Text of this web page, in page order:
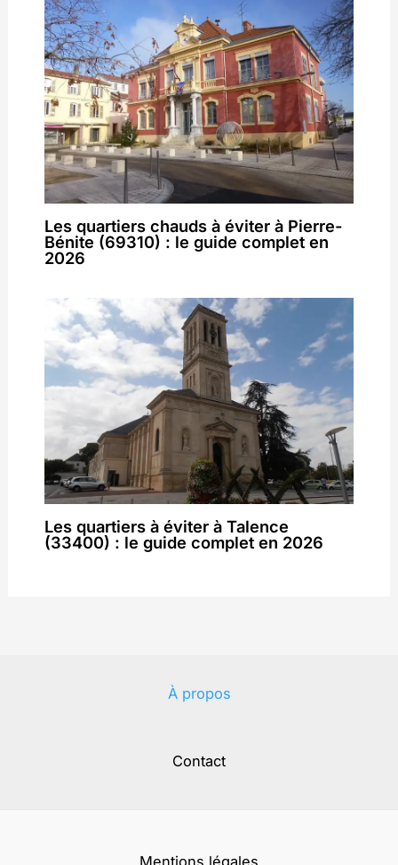
Les quartiers chauds à éviter à Pierre-
Bénite (69310) : le guide complet en
2026
Les quartiers à éviter à Talence
(33400) : le guide complet en 2026
À propos
Contact
Mentions légales